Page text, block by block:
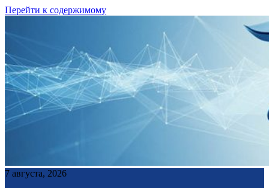
Перейти к содержимому
7 августа, 2026